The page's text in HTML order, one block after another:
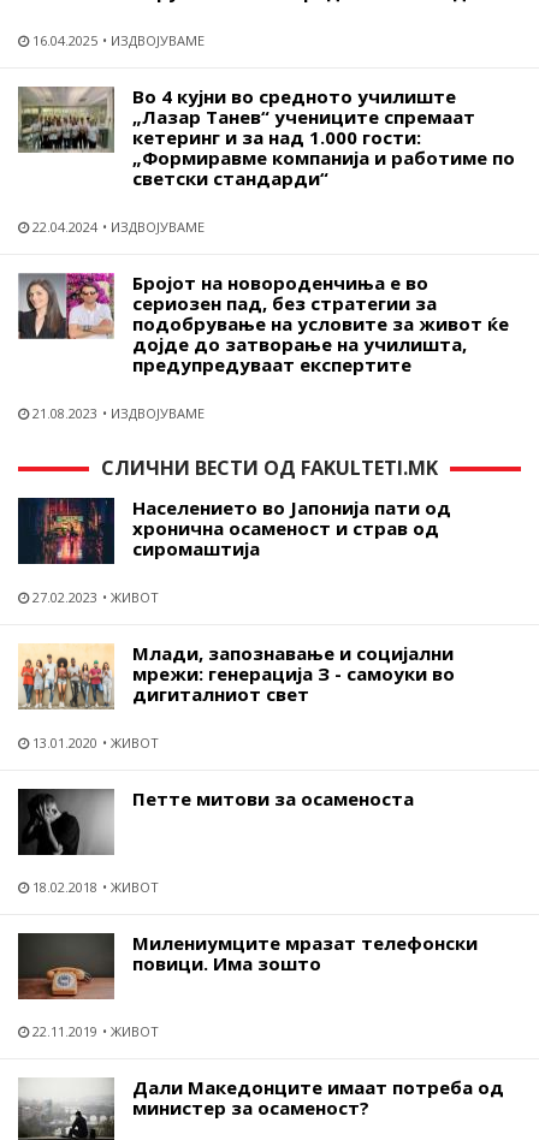
16.04.2025 ИЗДВОЈУВАМЕ
Во 4 кујни во средното училиште
„Лазар Танев“ учениците спремаат
кетеринг и за над 1.000 гости:
„Формиравме компанија и работиме по
светски стандарди“
22.04.2024 ИЗДВОЈУВАМЕ
Бројот на новороденчиња е во
сериозен пад, без стратегии за
подобрување на условите за живот ќе
дојде до затворање на училишта,
предупредуваат експертите
21.08.2023 ИЗДВОЈУВАМЕ
СЛИЧНИ ВЕСТИ ОД FAKULTETI.MK
Населението во Јапонија пати од
хронична осаменост и страв од
сиромаштија
27.02.2023 ЖИВОТ
Млади, запознавање и социјални
мрежи: генерација З - самоуки во
дигиталниот свет
13.01.2020 ЖИВОТ
Петте митови за осаменоста
18.02.2018 ЖИВОТ
Милениумците мразат телефонски
повици. Има зошто
22.11.2019 ЖИВОТ
Дали Македонците имаат потреба од
министер за осаменост?